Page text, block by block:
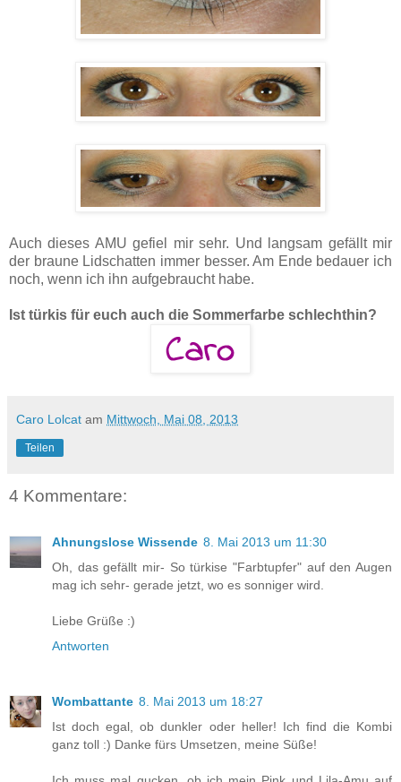
Auch dieses AMU gefiel mir sehr. Und langsam gefällt mir
der braune Lidschatten immer besser. Am Ende bedauer ich
noch, wenn ich ihn aufgebraucht habe.
Ist türkis für euch auch die Sommerfarbe schlechthin?
Caro Lolcat am Mittwoch, Mai 08, 2013
Teilen
4 Kommentare:
Ahnungslose Wissende 8. Mai 2013 um 11:30
Oh, das gefällt mir- So türkise "Farbtupfer" auf den Augen
mag ich sehr- gerade jetzt, wo es sonniger wird.
Liebe Grüße :)
Antworten
Wombattante 8. Mai 2013 um 18:27
Ist doch egal, ob dunkler oder heller! Ich find die Kombi
ganz toll :) Danke fürs Umsetzen, meine Süße!